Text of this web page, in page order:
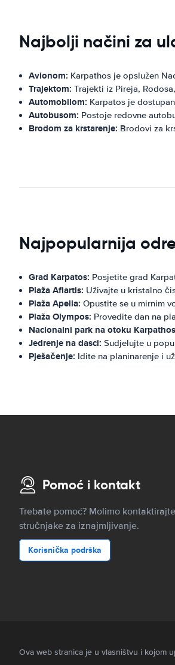
Najbolji načini za
Avionom: Karpathos je opslužen
Trajektom: Trajekti iz Pireja,
Automobilom: Karpatos je
Autobusom: Postoje redovne
Brodom za krstarenje: Brodovi za
Najpopularnija
Grad Karpatos: Posjetite grad
Plaža Afiartis: Uživajte u kristalno
Plaža Apella: Opustite se u mirnim
Plaža Olympos: Provedite dan na
Nacionalni park na otoku
Jedrenje na dasci: Sudjelujte u
Pješačenje: Idite na planinarenje i
Pomoć i kontakt
Trebate pomoć? Molimo
stručnjake za iznajmljivanje.
Korisnička podrška
Ova web stranica je u vlasništvu i kojom